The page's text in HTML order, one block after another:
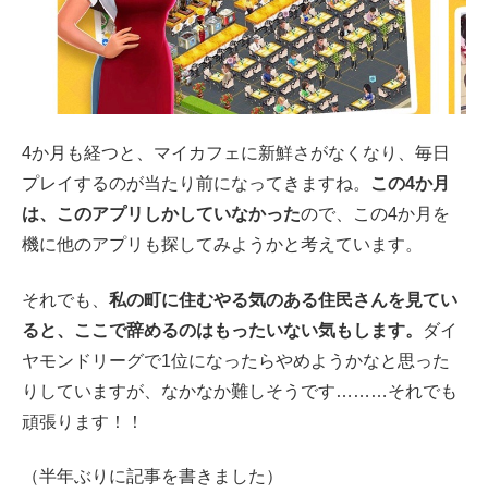
4か月も経つと、マイカフェに新鮮さがなくなり、毎日
プレイするのが当たり前になってきますね。
この4か月
は、このアプリしかしていなかったので、この4か月を
機に他のアプリも探してみようかと考えています。
それでも、 私の町に住むやる気のある住民さんを見てい
ると、ここで辞めるのはもったいない気もします。
ダイ
ヤモンドリーグで1位になったらやめようかなと思った
りしていますが、なかなか難しそうです………それでも
頑張ります！！
（半年ぶりに記事を書きました）